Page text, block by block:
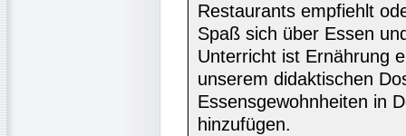
Restaurants empfiehlt
Spaß sich über Essen
Unterricht ist Ernährung
unserem didaktischen
Essensgewohnheiten in
hinzufügen.